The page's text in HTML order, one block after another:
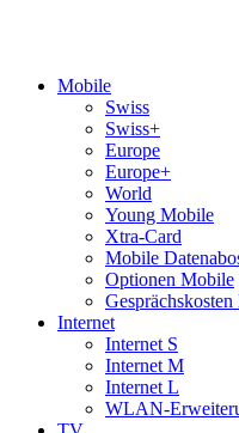
Mobile
Swiss
Swiss+
Europe
Europe+
World
Young Mobile
Xtra-Card
Mobile
Optionen Mobile
Internet
Internet S
Internet M
Internet L
WLAN-